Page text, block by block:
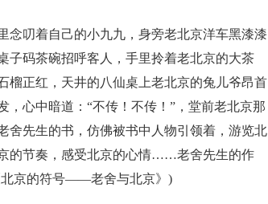
念叨着自己的小九九，身旁老北京洋车黑漆漆
子码茶碗招呼客人，手里拎着老北京的大茶
榴正红，天井的八仙桌上老北京的兔儿爷昂首
心中暗道：“不传！不传！”，堂前老北京那
先生的书，仿佛被书中人物引领着，游览北
的节奏，感受北京的心情……老舍先生的作
北京的符号――老舍与北京》)